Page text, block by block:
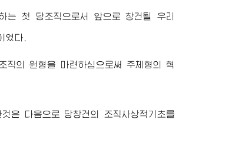
는 첫 당조직으로서 앞으로 창건될 우리
였다.
직의 원형을 마련하심으로써 주체형의 혁
은 다음으로 당창건의 조직사상적기초를